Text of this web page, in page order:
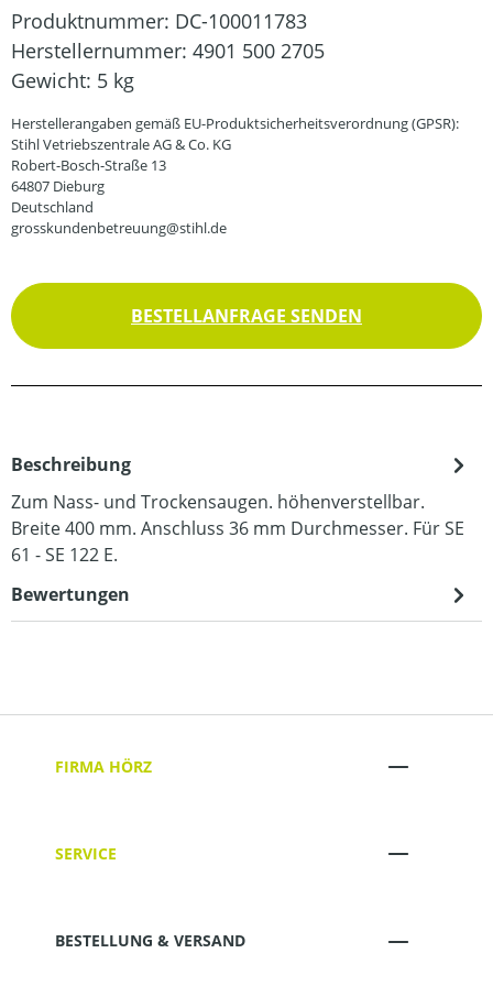
Produktnummer: DC-100011783
Herstellernummer: 4901 500 2705
Gewicht: 5 kg
Herstellerangaben gemäß EU-Produktsicherheitsverordnung (GPSR):
Stihl Vetriebszentrale AG & Co. KG
Robert-Bosch-Straße 13
64807 Dieburg
Deutschland
grosskundenbetreuung@stihl.de
BESTELLANFRAGE SENDEN
Beschreibung
Zum Nass- und Trockensaugen. höhenverstellbar.
Breite 400 mm. Anschluss 36 mm Durchmesser. Für SE
61 - SE 122 E.
Bewertungen
FIRMA HÖRZ
SERVICE
BESTELLUNG & VERSAND